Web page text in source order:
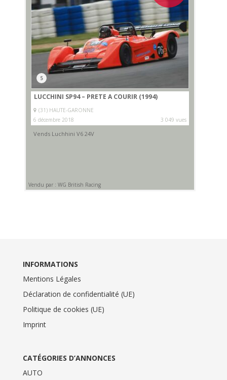
5
LUCCHINI SP94 – PRETE A COURIR (1994)
(31) HAUTE-GARONNE
6 décembre 2018
3 049 vues
Vends Luchhini V6 24V
Vendu par : WG British Racing
INFORMATIONS
Mentions Légales
Déclaration de confidentialité (UE)
Politique de cookies (UE)
Imprint
CATÉGORIES D’ANNONCES
AUTO